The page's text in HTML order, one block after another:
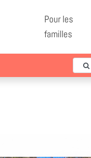
Pour les
familles